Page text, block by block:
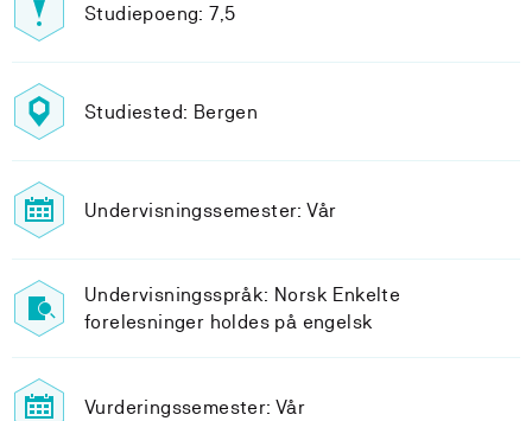
Studiepoeng: 7,5
Studiested: Bergen
Undervisningssemester: Vår
Undervisningsspråk: Norsk Enkelte
forelesninger holdes på engelsk
Vurderingssemester: Vår